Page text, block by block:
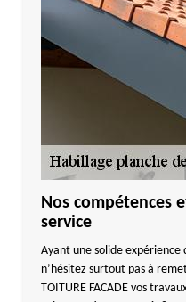
Nos compétences
service
Ayant une solide
n’hésitez surtout pas à
TOITURE FACADE vos